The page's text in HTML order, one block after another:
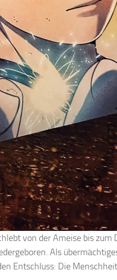
von der Ameise bis
Als
Entschluss: Die